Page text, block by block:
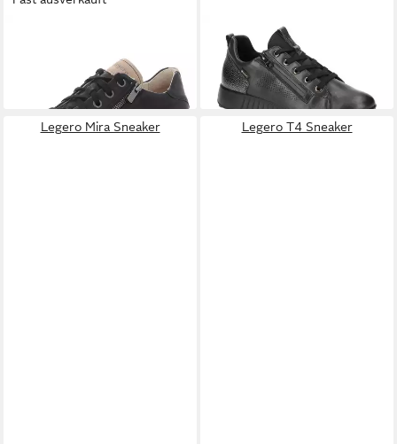
+1
LEGERO
5-09641-01
Schnürschuh
130,00 €
Legero Mira Sneaker Legero T4 Sneaker